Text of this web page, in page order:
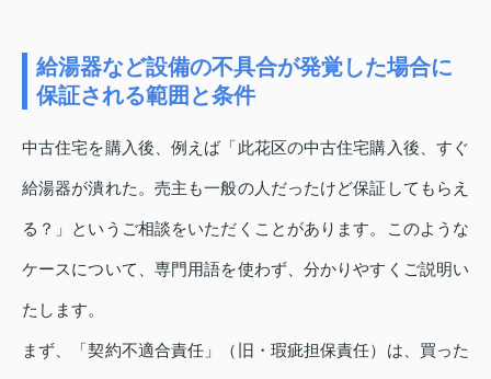
給湯器など設備の不具合が発覚した場合に
保証される範囲と条件
中古住宅を購入後、例えば「此花区の中古住宅購入後、すぐ
給湯器が潰れた。売主も一般の人だったけど保証してもらえ
る？」というご相談をいただくことがあります。このような
ケースについて、専門用語を使わず、分かりやすくご説明い
たします。
まず、「契約不適合責任」（旧・瑕疵担保責任）は、買った